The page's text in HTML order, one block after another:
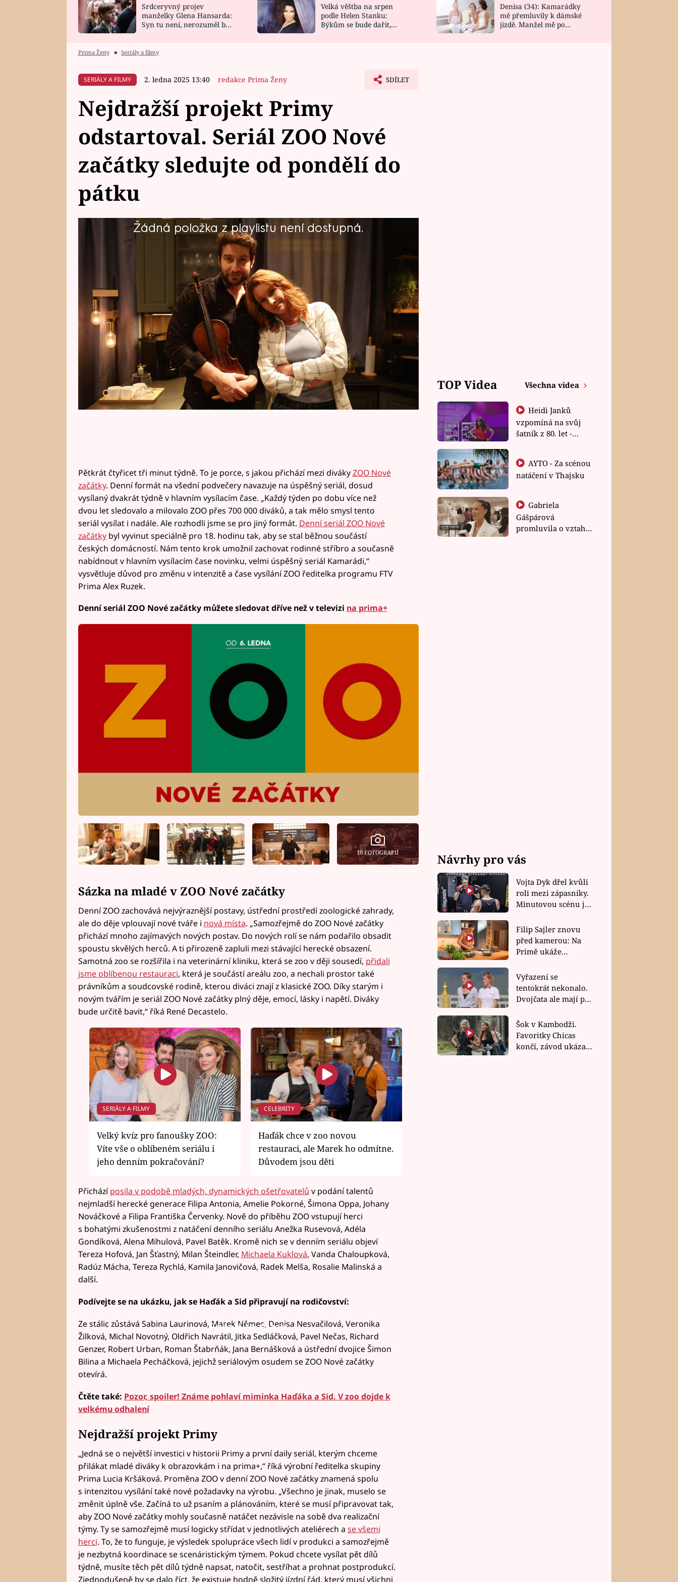
HOROSKOP NA
CELEBRITY
VAŘENÍ
NOVINKY
VIDEORECEPTY
DESIGN
Srdceryvný projev
manželky Glena Hansarda:
Syn tu není, nerozuměl by
Velká věštba na srpen
podle Helen Stanku:
Býkům se bude dařit,
Denisa (34): Kamarádky
mě přemluvily k dámské
jízdě. Manžel mě po
Prima Ženy ■ Seriály a filmy
SERIÁLY A FILMY 2. ledna 2025 13:40 redakce Prima Ženy SDÍLET
Nejdražší projekt Primy
odstartoval. Seriál ZOO Nové
začátky sledujte od pondělí do
pátku
Žádná položka z playlistu není dostupná.
První denní seriál televize Prima ZOO Nové začátky navazuje na
oblíbený seriál ZOO, tentokrát však ve zbrusu novém formátu.
Premiérový díl diváci viděli v pondělí 6. ledna v 18:00 nebo v
předstihu na streamovací platformě prima+.
Pětkrát čtyřicet tři minut týdně. To je porce, s jakou přichází mezi divákyZOO Nové
začátky. Denní formát na všední podvečery navazuje na úspěšný seriál, dosud
vysílaný dvakrát týdně v hlavním vysílacím čase. „Každý týden po dobu více než
dvou let sledovalo a milovalo ZOO přes 700 000 diváků, a tak mělo smysl tento
seriál vysílat i nadále. Ale rozhodli jsme se pro jiný formát. Denní seriál ZOO Nové
začátkybyl vyvinut speciálně pro 18. hodinu tak, aby se stal běžnou součástí
českých domácností. Nám tento krok umožnil zachovat rodinné stříbro a současně
nabídnout v hlavním vysílacím čase novinku, velmi úspěšný seriál Kamarádi,“
vysvětluje důvod pro změnu v intenzitě a čase vysílání ZOO ředitelka programu FTV
Prima Alex Ruzek.
Denní seriál ZOO Nové začátky můžete sledovat dříve než v televizi na prima+
10 FOTOGRAFIÍ
Sázka na mladé v ZOO Nové začátky
Denní ZOO zachovává nejvýraznější postavy, ústřední prostředí zoologické zahrady,
ale do děje vplouvají nové tváře i nová místa. „Samozřejmě do ZOO Nové začátky
přichází mnoho zajímavých nových postav. Do nových rolí se nám podařilo obsadit
spoustu skvělých herců. A ti přirozeně zapluli mezi stávající herecké obsazení.
Samotná zoo se rozšířila i na veterinární kliniku, která se zoo v ději sousedí, přidali
jsme oblíbenou restauraci, která je součástí areálu zoo, a nechali prostor také
právníkům a soudcovské rodině, kterou diváci znají z klasické ZOO. Díky starým i
novým tvářím je seriál ZOO Nové začátky plný děje, emocí, lásky i napětí. Diváky
bude určitě bavit,“ říká René Decastelo.
SERIÁLY A FILMY
Velký kvíz pro fanoušky ZOO:
Víte vše o oblíbeném seriálu i
jeho denním pokračování?
CELEBRITY
Haďák chce v zoo novou
restauraci, ale Marek ho odmítne.
Důvodem jsou děti
Přicházíposila v podobě mladých, dynamických ošetřovatelů v podání talentů
nejmladší herecké generace Filipa Antonia, Amelie Pokorné, Šimona Oppa, Johany
Nováčkové a Filipa Františka Červenky. Nově do příběhu ZOO vstupují herci
s bohatými zkušenostmi z natáčení denního seriálu Anežka Rusevová, Adéla
Gondíková, Alena Mihulová, Pavel Batěk. Kromě nich se v denním seriálu objeví
Tereza Hofová, Jan Šťastný, Milan Šteindler, Michaela Kuklová, Vanda Chaloupková,
Radúz Mácha, Tereza Rychlá, Kamila Janovičová, Radek Melša, Rosalie Malinská a
další.
Podívejte se na ukázku, jak se Haďák a Sid připravují na rodičovství:
Failed to fetch
Ze stálic zůstává Sabina Laurinová, Marek Němec, Denisa Nesvačilová, Veronika
Žilková, Michal Novotný, Oldřich Navrátil, Jitka Sedláčková, Pavel Nečas, Richard
Genzer, Robert Urban, Roman Štabrňák, Jana Bernášková a ústřední dvojice Šimon
Bilina a Michaela Pecháčková, jejichž seriálovým osudem se ZOO Nové začátky
otevírá.
Čtěte také: Pozor, spoiler! Známe pohlaví miminka Haďáka a Sid. V zoo dojde k
velkému odhalení
Nejdražší projekt Primy
„Jedná se o největší investici v historii Primy a první daily seriál, kterým chceme
přilákat mladé diváky k obrazovkám i na prima+,“ říká výrobní ředitelka skupiny
Prima Lucia Kršáková. Proměna ZOO v denní ZOO Nové začátky znamená spolu
s intenzitou vysílání také nové požadavky na výrobu. „Všechno je jinak, muselo se
změnit úplně vše. Začíná to už psaním a plánováním, které se musí připravovat tak,
aby ZOO Nové začátky mohly současně natáčet nezávisle na sobě dva realizační
týmy. Ty se samozřejmě musí logicky střídat v jednotlivých ateliérech a se všemi
herci. To, že to funguje, je výsledek spolupráce všech lidí v produkci a samozřejmě
je nezbytná koordinace se scenáristickým týmem. Pokud chcete vysílat pět dílů
týdně, musíte těch pět dílů týdně napsat, natočit, sestříhat a prohnat postprodukcí.
Zjednodušeně by se dalo říct, že existuje hodně složitý jízdní řád, který musí všichni
TOP Videa Všechna videa
Heidi Janků
vzpomíná na svůj
šatník z 80. let -
natáčení v Thajsku
Gabriela
Gášpárová
promluvila o vztahu
Návrhy pro vás
Vojta Dyk dřel kvůli
roli mezi zápasníky.
Minutovou scénu jel
Filip Sajler znovu
před kamerou: Na
Primě ukáže
rychlé recepty
Vyřazení se
tentokrát nekonalo.
Dvojčata ale mají po
závodu nůž na krku
Šok v Kambodži.
Favoritky Chicas
končí, závod ukázal